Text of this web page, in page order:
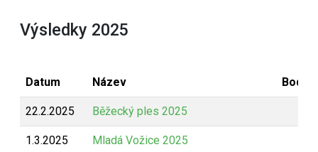
Výsledky 2025
Datum Název
22.2.2025 Běžecký ples 2025
1.3.2025 Mladá Vožice 2025